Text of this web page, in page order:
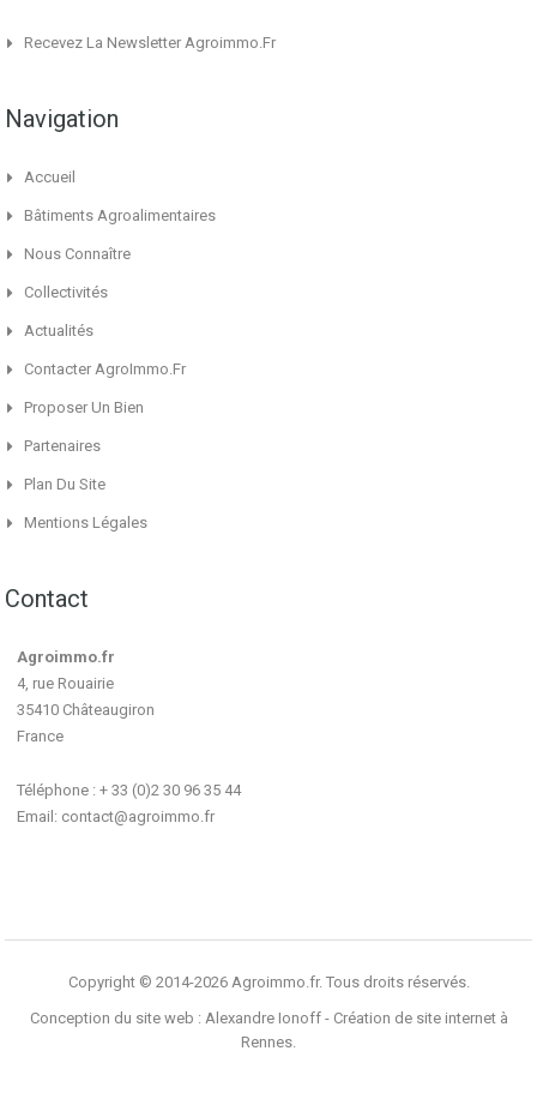
Recevez La Newsletter Agroimmo.fr
Navigation
Accueil
Bâtiments Agroalimentaires
Nous Connaître
Collectivités
Actualités
Contacter AgroImmo.fr
Proposer Un Bien
Partenaires
Plan Du Site
Mentions Légales
Contact
Agroimmo.fr
4, rue Rouairie
35410 Châteaugiron
France
Téléphone : + 33 (0)2 30 96 35 44
Email: contact@agroimmo.fr
Copyright © 2014-2026 Agroimmo.fr. Tous droits réservés.
Conception du site web : Alexandre Ionoff - Création de site internet à
Rennes